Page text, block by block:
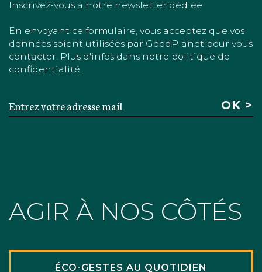
Inscrivez-vous à notre newsletter dédiée
En envoyant ce formulaire, vous acceptez que vos
données soient utilisées par GoodPlanet pour vous
contacter. Plus d'infos dans notre politique de
confidentialité.
AGIR À NOS CÔTÉS
ÉCO-GESTES AU QUOTIDIEN